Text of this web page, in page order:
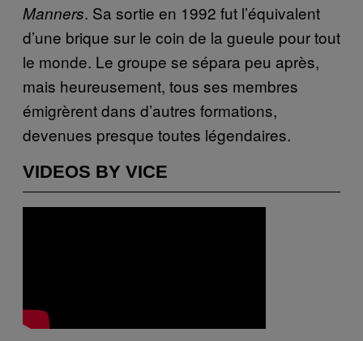
Manners. Sa sortie en 1992 fut l’équivalent
d’une brique sur le coin de la gueule pour tout
le monde. Le groupe se sépara peu après,
mais heureusement, tous ses membres
émigrèrent dans d’autres formations,
devenues presque toutes légendaires.
VIDEOS BY VICE